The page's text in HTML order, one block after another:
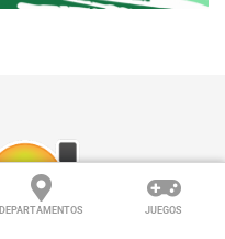
DEPARTAMENTOS JUEGOS